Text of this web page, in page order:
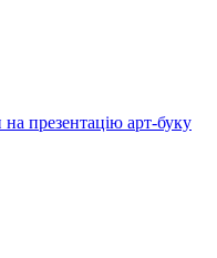
на презентацію арт-буку